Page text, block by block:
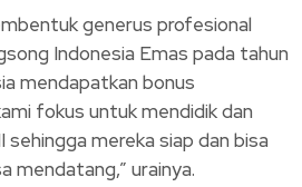
generus profesional
Indonesia Emas pada tahun
mendapatkan bonus
fokus untuk mendidik dan
mereka siap dan bisa
mendatang,” urainya.